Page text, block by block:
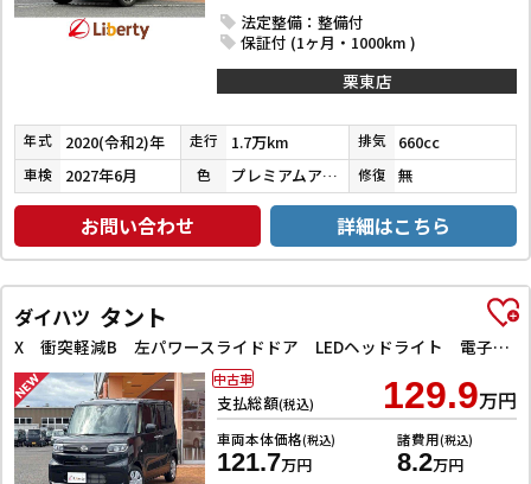
法定整備：整備付
保証付 (1ヶ月・1000km )
栗東店
年式 2020(令和2)年 走行 1.7万km 排気 660cc
車検 2027年6月 色 プレミアムアガットブラウンパール 修復 無
お問い合わせ 詳細はこちら
ダイハツ タント
X 衝突軽減B 左パワースライドドア LEDヘッドライト 電子パーキング 前席シートヒーター スマートキー プッシュスタート アイドリングストップ 障害物センサー オートエアコン 電動格納ミラー
支払総額(税込) 129.9万円
車両本体価格(税込)
121.7万円
諸費用(税込)
8.2万円
中古車